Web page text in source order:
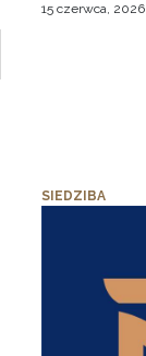
15 czerwca, 2026
SIEDZIBA